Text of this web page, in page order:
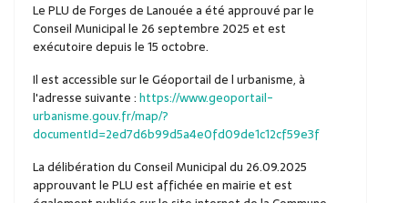
Le PLU de Forges de Lanouée a été approuvé par le
Conseil Municipal le 26 septembre 2025 et est
exécutoire depuis le 15 octobre.
Il est accessible sur le Géoportail de l urbanisme, à
l'adresse suivante :https://www.geoportail-
urbanisme.gouv.fr/map/?
documentId=2ed7d6b99d5a4e0fd09de1c12cf59e3f
La délibération du Conseil Municipal du 26.09.2025
approuvant le PLU est affichée en mairie et est